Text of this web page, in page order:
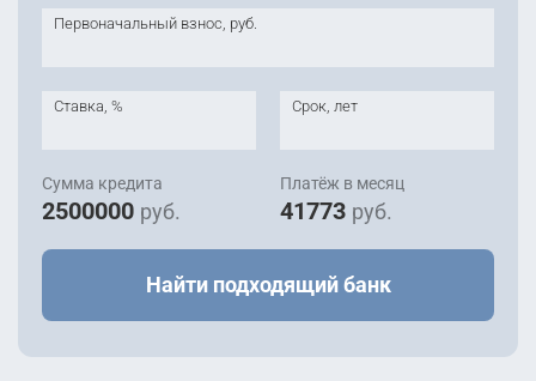
Первоначальный взнос, руб.
Ставка, % Срок, лет
Сумма кредита
2500000 руб.
Платёж в месяц
41773 руб.
Найти подходящий банк